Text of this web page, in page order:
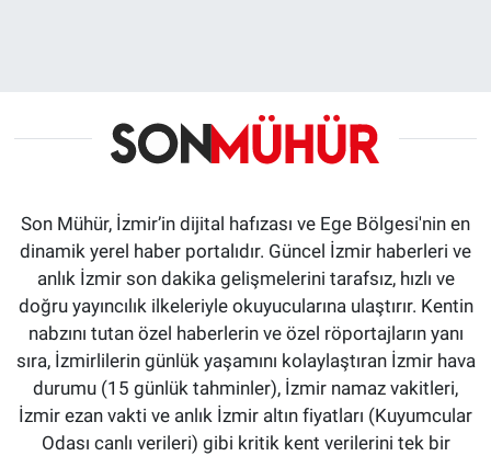
Son Mühür, İzmir’in dijital hafızası ve Ege Bölgesi'nin en
dinamik yerel haber portalıdır. Güncel İzmir haberleri ve
anlık İzmir son dakika gelişmelerini tarafsız, hızlı ve
doğru yayıncılık ilkeleriyle okuyucularına ulaştırır. Kentin
nabzını tutan özel haberlerin ve özel röportajların yanı
sıra, İzmirlilerin günlük yaşamını kolaylaştıran İzmir hava
durumu (15 günlük tahminler), İzmir namaz vakitleri,
İzmir ezan vakti ve anlık İzmir altın fiyatları (Kuyumcular
Odası canlı verileri) gibi kritik kent verilerini tek bir